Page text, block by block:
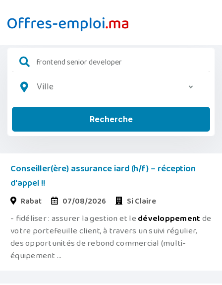
Ville
Recherche
Conseiller(ère) assurance iard (h/f) – réception
d'appel !!
Rabat 07/08/2026 Si Claire
- fidéliser : assurer la gestion et ledéveloppementde
votre portefeuille client, à travers un suivi régulier,
des opportunités de rebond commercial (multi-
équipement ...